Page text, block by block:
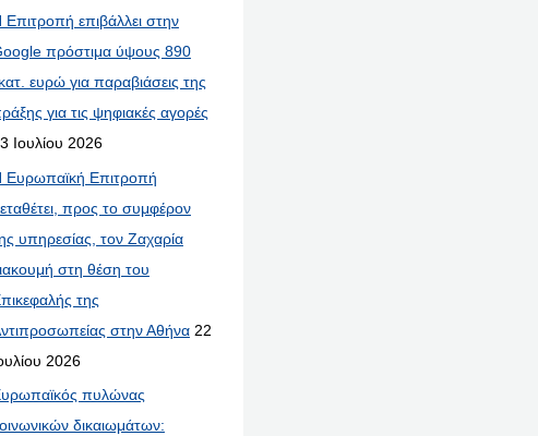
Επιτροπή επιβάλλει στην
πρόστιμα ύψους 890
ευρώ για παραβιάσεις της
για τις ψηφιακές αγορές
Ιουλίου 2026
Ευρωπαϊκή Επιτροπή
προς το συμφέρον
υπηρεσίας, τον Ζαχαρία
στη θέση του
της
στην Αθήνα 22
2026
πυλώνας
δικαιωμάτων: